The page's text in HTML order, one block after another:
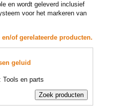
en wordt geleverd inclusief
voor het markeren van
of gerelateerde producten.
geluid
Tools en parts